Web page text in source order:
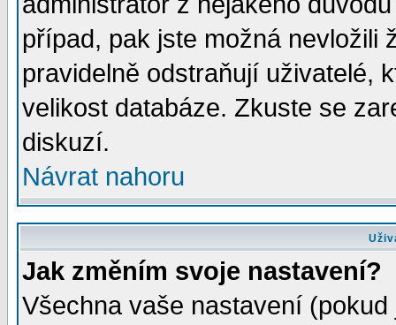
případ, pak jste možná nevložili
pravidelně odstraňují uživatelé,
velikost databáze. Zkuste se
diskuzí.
Návrat nahoru
Jak změním svoje nastavení?
Všechna vaše nastavení